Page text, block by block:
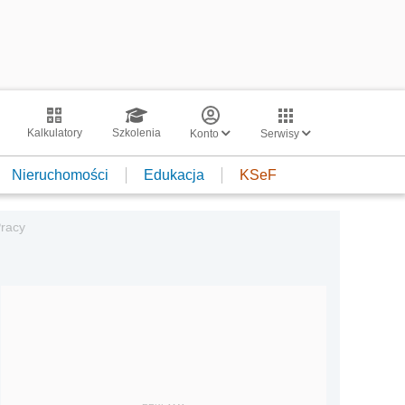
Kalkulatory Szkolenia Konto Serwisy
Nieruchomości Edukacja KSeF